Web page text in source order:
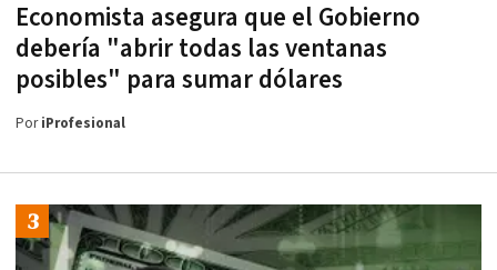
Economista asegura que el Gobierno
debería "abrir todas las ventanas
posibles" para sumar dólares
PoriProfesional